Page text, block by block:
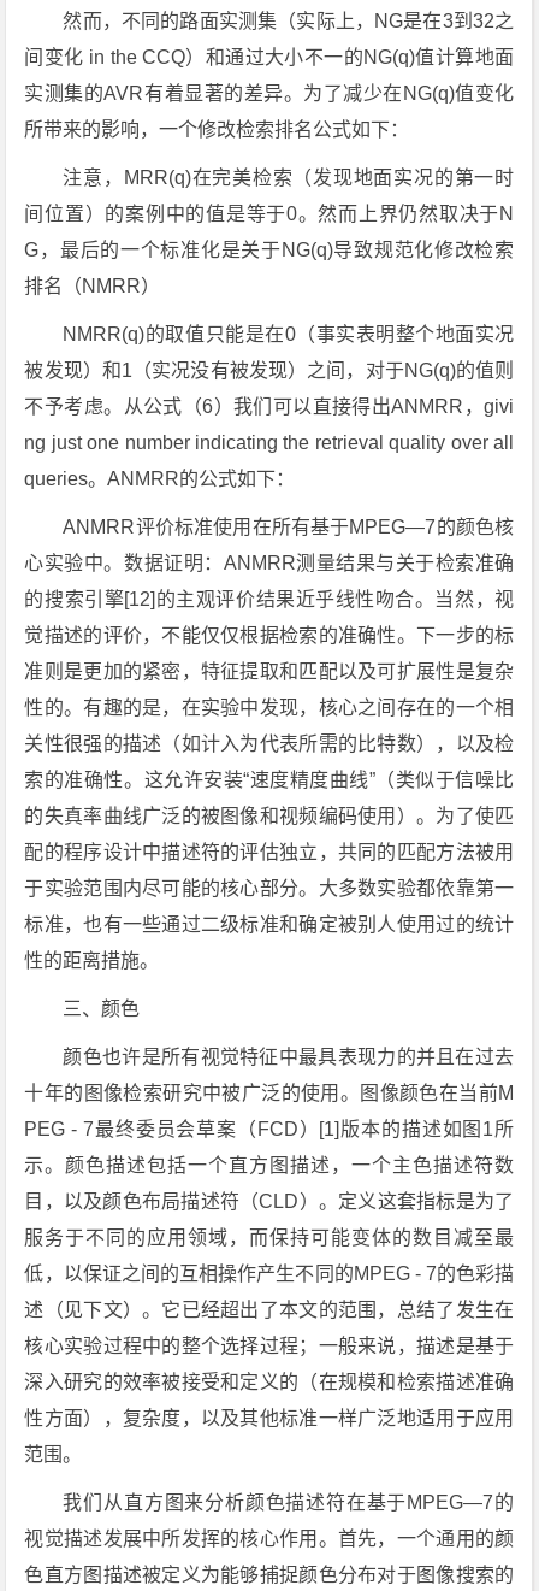
然而，不同的路面实测集（实际上，NG是在3到32之
间变化 in the CCQ）和通过大小不一的NG(q)值计算地面
实测集的AVR有着显著的差异。为了减少在NG(q)值变化
所带来的影响，一个修改检索排名公式如下：
注意，MRR(q)在完美检索（发现地面实况的第一时
间位置）的案例中的值是等于0。然而上界仍然取决于N
G，最后的一个标准化是关于NG(q)导致规范化修改检索
排名（NMRR）
NMRR(q)的取值只能是在0（事实表明整个地面实况
被发现）和1（实况没有被发现）之间，对于NG(q)的值则
不予考虑。从公式（6）我们可以直接得出ANMRR，givi
ng just one number indicating the retrieval quality over all
queries。ANMRR的公式如下：
ANMRR评价标准使用在所有基于MPEG—7的颜色核
心实验中。数据证明：ANMRR测量结果与关于检索准确
的搜索引擎[12]的主观评价结果近乎线性吻合。当然，视
觉描述的评价，不能仅仅根据检索的准确性。下一步的标
准则是更加的紧密，特征提取和匹配以及可扩展性是复杂
性的。有趣的是，在实验中发现，核心之间存在的一个相
关性很强的描述（如计入为代表所需的比特数），以及检
索的准确性。这允许安装“速度精度曲线”（类似于信噪比
的失真率曲线广泛的被图像和视频编码使用）。为了使匹
配的程序设计中描述符的评估独立，共同的匹配方法被用
于实验范围内尽可能的核心部分。大多数实验都依靠第一
标准，也有一些通过二级标准和确定被别人使用过的统计
性的距离措施。
三、颜色
颜色也许是所有视觉特征中最具表现力的并且在过去
十年的图像检索研究中被广泛的使用。图像颜色在当前M
PEG - 7最终委员会草案（FCD）[1]版本的描述如图1所
示。颜色描述包括一个直方图描述，一个主色描述符数
目，以及颜色布局描述符（CLD）。定义这套指标是为了
服务于不同的应用领域，而保持可能变体的数目减至最
低，以保证之间的互相操作产生不同的MPEG - 7的色彩描
述（见下文）。它已经超出了本文的范围，总结了发生在
核心实验过程中的整个选择过程；一般来说，描述是基于
深入研究的效率被接受和定义的（在规模和检索描述准确
性方面），复杂度，以及其他标准一样广泛地适用于应用
范围。
我们从直方图来分析颜色描述符在基于MPEG—7的
视觉描述发展中所发挥的核心作用。首先，一个通用的颜
色直方图描述被定义为能够捕捉颜色分布对于图像搜索的